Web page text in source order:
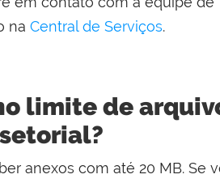
na Central de Serviços.
limite de
anexos com até 20 MB. Se